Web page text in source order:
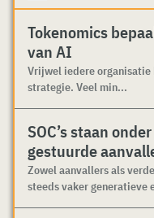
Tokenomics
van AI
Vrijwel iedere
strategie. Veel min...
SOC’s staan
gestuurde
Zowel aanvallers als
steeds vaker generatieve